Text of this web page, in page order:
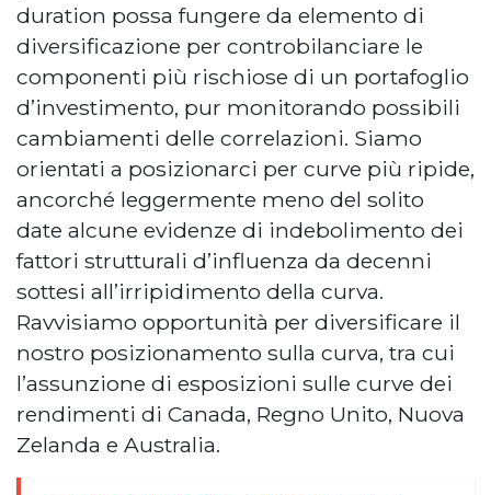
duration possa fungere da elemento di
diversificazione per controbilanciare le
componenti più rischiose di un portafoglio
d’investimento, pur monitorando possibili
cambiamenti delle correlazioni. Siamo
orientati a posizionarci per curve più ripide,
ancorché leggermente meno del solito
date alcune evidenze di indebolimento dei
fattori strutturali d’influenza da decenni
sottesi all’irripidimento della curva.
Ravvisiamo opportunità per diversificare il
nostro posizionamento sulla curva, tra cui
l’assunzione di esposizioni sulle curve dei
rendimenti di Canada, Regno Unito, Nuova
Zelanda e Australia.